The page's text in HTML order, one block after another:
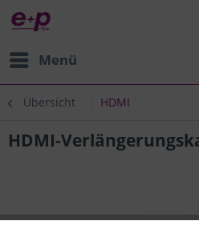
Menü
Übersicht HDMI
HDMI-